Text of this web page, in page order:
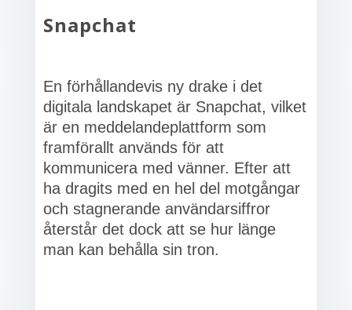
Snapchat
En förhållandevis ny drake i det
digitala landskapet är Snapchat, vilket
är en meddelandeplattform som
framförallt används för att
kommunicera med vänner. Efter att
ha dragits med en hel del motgångar
och stagnerande användarsiffror
återstår det dock att se hur länge
man kan behålla sin tron.